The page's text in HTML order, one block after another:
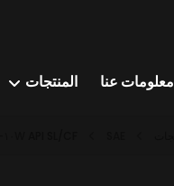
معلومات عنا المنتجات